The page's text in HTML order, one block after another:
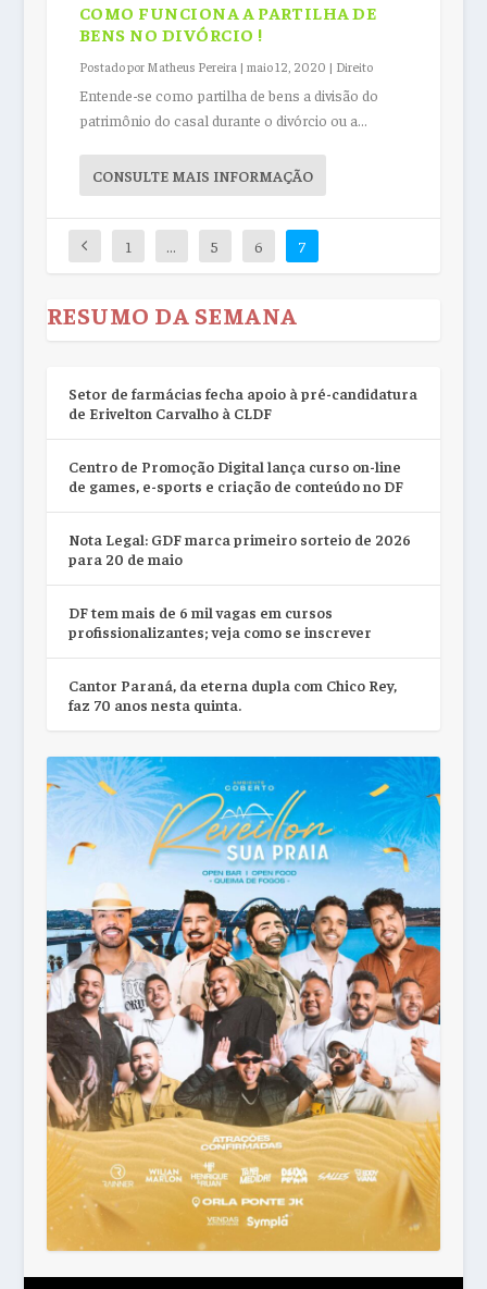
COMO FUNCIONA A PARTILHA DE
BENS NO DIVÓRCIO !
Postado porMatheus Pereira | maio 12, 2020 | Direito
Entende-se como partilha de bens a divisão do
patrimônio do casal durante o divórcio ou a...
CONSULTE MAIS INFORMAÇÃO
1 … 5 6 7
RESUMO DA SEMANA
Setor de farmácias fecha apoio à pré-candidatura
de Erivelton Carvalho à CLDF
Centro de Promoção Digital lança curso on-line
de games, e-sports e criação de conteúdo no DF
Nota Legal: GDF marca primeiro sorteio de 2026
para 20 de maio
DF tem mais de 6 mil vagas em cursos
profissionalizantes; veja como se inscrever
Cantor Paraná, da eterna dupla com Chico Rey,
faz 70 anos nesta quinta.